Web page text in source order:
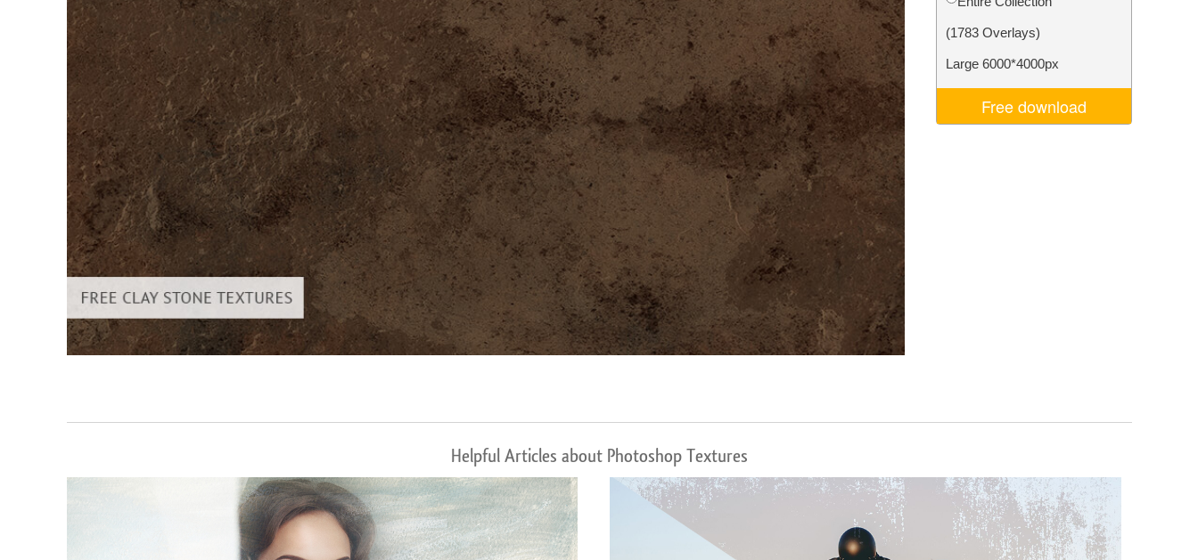
Uređivanje fotografija proizvoda Uređivanje fotografija nakita Podaci za obuku AI Video Editing Services
(1783 Overlays)
Large 6000*4000px
Free download
Helpful Articles about Photoshop Textures